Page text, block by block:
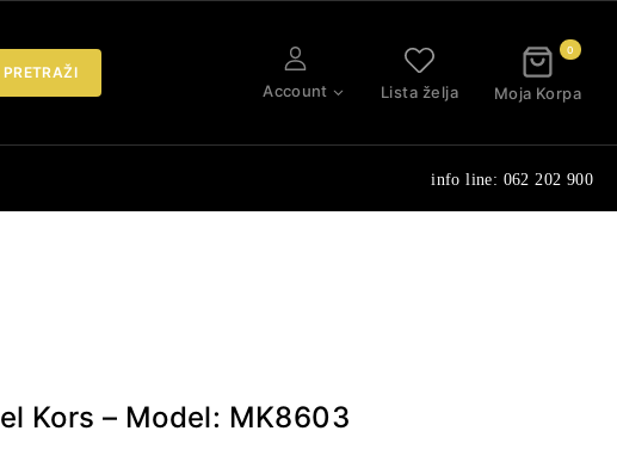
PRETRAŽI
Account Lista želja
0
Moja Korpa
info line: 062 202 900
Kors – Model: MK8603